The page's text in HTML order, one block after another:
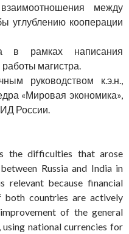
между
углублению кооперации
в рамках написания
магистра.
руководством к.э.н.,
«Мировая экономика»,
России.
the difficulties that arose
Russia and India in
relevant because financial
both countries are actively
of the general
national currencies for